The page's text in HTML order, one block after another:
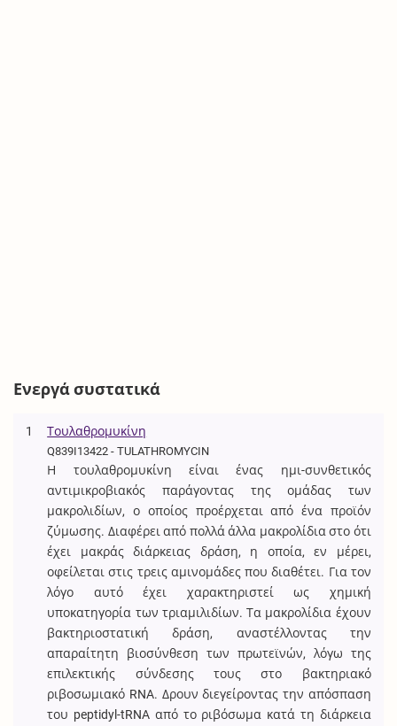
Ενεργά συστατικά
1 Τουλαθρομυκίνη
Q839I13422 - TULATHROMYCIN
Η τουλαθρομυκίνη είναι ένας ημι-συνθετικός
αντιμικροβιακός παράγοντας της ομάδας των
μακρολιδίων, ο οποίος προέρχεται από ένα προϊόν
ζύμωσης. Διαφέρει από πολλά άλλα μακρολίδια στο ότι
έχει μακράς διάρκειας δράση, η οποία, εν μέρει,
οφείλεται στις τρεις αμινομάδες που διαθέτει. Για τον
λόγο αυτό έχει χαρακτηριστεί ως χημική
υποκατηγορία των τριαμιλιδίων. Τα μακρολίδια έχουν
βακτηριοστατική δράση, αναστέλλοντας την
απαραίτητη βιοσύνθεση των πρωτεϊνών, λόγω της
επιλεκτικής σύνδεσης τους στο βακτηριακό
ριβοσωμιακό RNA. Δρουν διεγείροντας την απόσπαση
του peptidyl-tRNA από το ριβόσωμα κατά τη διάρκεια